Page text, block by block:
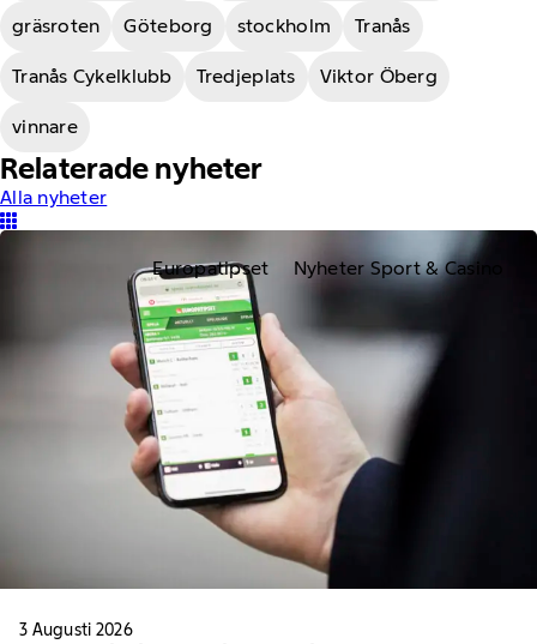
gräsroten Göteborg stockholm Tranås
Tranås Cykelklubb Tredjeplats Viktor Öberg
vinnare
Relaterade nyheter
Alla nyheter
Europatipset Nyheter Sport & Casino
3 Augusti 2026